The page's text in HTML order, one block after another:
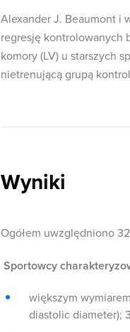
Alexander J. Beaumont i
regresję kontrolowanych
komory (LV) u starszych
nietrenującą grupą
Wyniki
Ogółem uwzględniono
Sportowcy
większym
diastolic diameter);